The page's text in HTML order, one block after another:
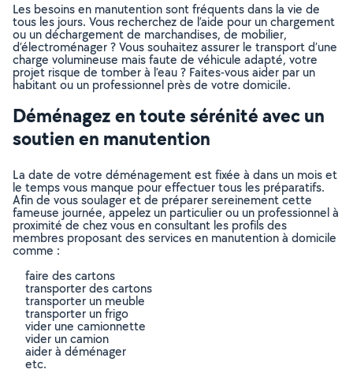
Les besoins en manutention sont fréquents dans la vie de
tous les jours. Vous recherchez de l’aide pour un chargement
ou un déchargement de marchandises, de mobilier,
d’électroménager ? Vous souhaitez assurer le transport d’une
charge volumineuse mais faute de véhicule adapté, votre
projet risque de tomber à l’eau ? Faites-vous aider par un
habitant ou un professionnel près de votre domicile.
Déménagez en toute sérénité avec un
soutien en manutention
La date de votre déménagement est fixée à dans un mois et
le temps vous manque pour effectuer tous les préparatifs.
Afin de vous soulager et de préparer sereinement cette
fameuse journée, appelez un particulier ou un professionnel à
proximité de chez vous en consultant les profils des
membres proposant des services en manutention à domicile
comme :
faire des cartons
transporter des cartons
transporter un meuble
transporter un frigo
vider une camionnette
vider un camion
aider à déménager
etc.